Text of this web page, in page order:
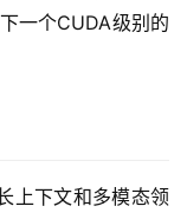
一个CUDA级别的
上下文和多模态领